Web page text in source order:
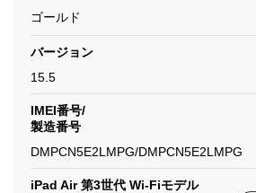
ゴールド
バージョン
15.5
IMEI番号/
製造番号
DMPCN5E2LMPG/DMPCN5E2LMPG
iPad Air 第3世代 Wi-Fiモデル